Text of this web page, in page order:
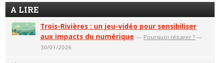
A LIRE
Trois-Rivières : un jeu-vidéo pour sensibiliser
aux impacts du numérique — Pourquoi réparer ? —
30/01/2026